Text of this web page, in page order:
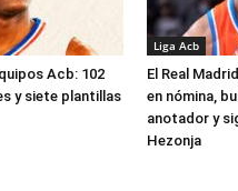
Acb: 102
y siete plantillas
Liga Acb
El Real
en nómina,
anotador y
Hezonja